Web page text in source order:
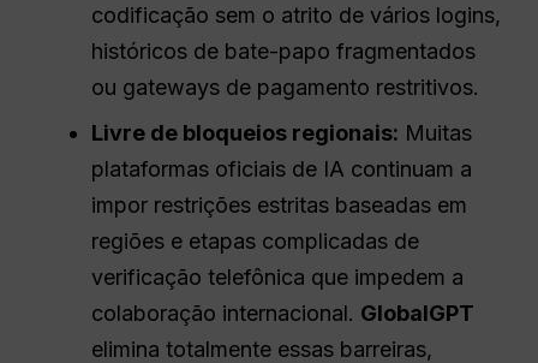
codificação sem o atrito de vários logins,
históricos de bate-papo fragmentados
ou gateways de pagamento restritivos.
Livre de bloqueios regionais: Muitas
plataformas oficiais de IA continuam a
impor restrições estritas baseadas em
regiões e etapas complicadas de
verificação telefônica que impedem a
colaboração internacional. GlobalGPT
elimina totalmente essas barreiras,